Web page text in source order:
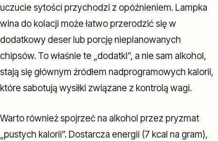
uczucie sytości przychodzi z opóźnieniem. Lampka
wina do kolacji może łatwo przerodzić się w
dodatkowy deser lub porcję nieplanowanych
chipsów. To właśnie te „dodatki”, a nie sam alkohol,
stają się głównym źródłem nadprogramowych kalorii,
które sabotują wysiłki związane z kontrolą wagi.
Warto również spojrzeć na alkohol przez pryzmat
„pustych kalorii”. Dostarcza energii (7 kcal na gram),